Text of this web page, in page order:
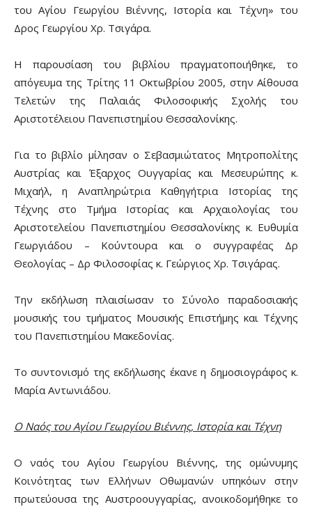
του Αγίου Γεωργίου Βιέννης, Ιστορία και Τέχνη» του
Δρος Γεωργίου Χρ. Τσιγάρα.
Η παρουσίαση του βιβλίου πραγματοποιήθηκε, το
απόγευμα της Τρίτης 11 Οκτωβρίου 2005, στην Αίθουσα
Τελετών της Παλαιάς Φιλοσοφικής Σχολής του
Αριστοτέλειου Πανεπιστημίου Θεσσαλονίκης.
Για το βιβλίο μίλησαν ο Σεβασμιώτατος Μητροπολίτης
Αυστρίας και Έξαρχος Ουγγαρίας και Μεσευρώπης κ.
Μιχαήλ, η Αναπληρώτρια Καθηγήτρια Ιστορίας της
Τέχνης στο Τμήμα Ιστορίας και Αρχαιολογίας του
Αριστοτελείου Πανεπιστημίου Θεσσαλονίκης κ. Ευθυμία
Γεωργιάδου – Κούντουρα και ο συγγραφέας Δρ
Θεολογίας – Δρ Φιλοσοφίας κ. Γεώργιος Χρ. Τσιγάρας.
Την εκδήλωση πλαισίωσαν το Σύνολο παραδοσιακής
μουσικής του τμήματος Μουσικής Επιστήμης και Τέχνης
του Πανεπιστημίου Μακεδονίας.
Το συντονισμό της εκδήλωσης έκανε η δημοσιογράφος κ.
Μαρία Αντωνιάδου.
Ο Ναός του Αγίου Γεωργίου Βιέννης, Ιστορία και Τέχνη
Ο ναός του Αγίου Γεωργίου Βιέννης, της ομώνυμης
Κοινότητας των Ελλήνων Οθωμανών υπηκόων στην
πρωτεύουσα της Αυστροουγγαρίας, ανοικοδομήθηκε το